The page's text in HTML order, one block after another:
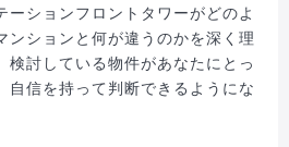
ーションフロントタワーがどのよ
ンションと何が違うのかを深く理
検討している物件があなたにとっ
自信を持って判断できるようにな